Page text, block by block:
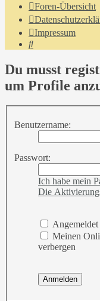
Foren-Übersicht
Impressum
Suche
Du musst
um Profile
Benutzername:
Passwort:
Ich habe mein
Die
Meinen
verbergen